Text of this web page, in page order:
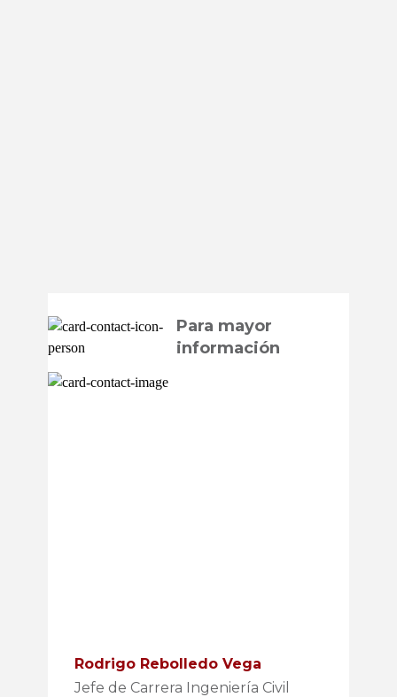
Para mayor
información
Rodrigo Rebolledo Vega
Jefe de Carrera Ingeniería Civil